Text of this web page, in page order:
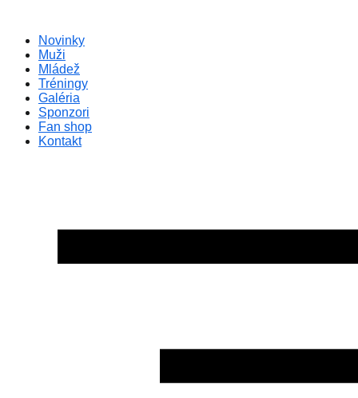
obsahNovinky
Muži
Mládež
Tréningy
Galéria
Sponzori
Fan shop
Kontakt